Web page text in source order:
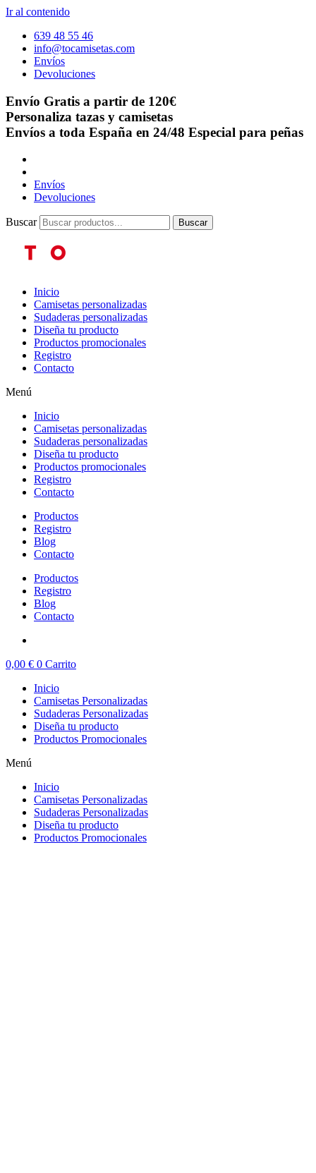
Ir al contenido
639 48 55 46
info@tocamisetas.com
Envíos
Devoluciones
Envío Gratis a partir de 120€
Personaliza tazas y camisetas
Envíos a toda España en 24/48 Especial para peñas
Envíos
Devoluciones
Buscar Buscar
Inicio
Camisetas personalizadas
Sudaderas personalizadas
Diseña tu producto
Productos promocionales
Registro
Contacto
Menú
Inicio
Camisetas personalizadas
Sudaderas personalizadas
Diseña tu producto
Productos promocionales
Registro
Contacto
Productos
Registro
Blog
Contacto
Productos
Registro
Blog
Contacto
0,00 € 0 Carrito
Inicio
Camisetas Personalizadas
Sudaderas Personalizadas
Diseña tu producto
Productos Promocionales
Menú
Inicio
Camisetas Personalizadas
Sudaderas Personalizadas
Diseña tu producto
Productos Promocionales